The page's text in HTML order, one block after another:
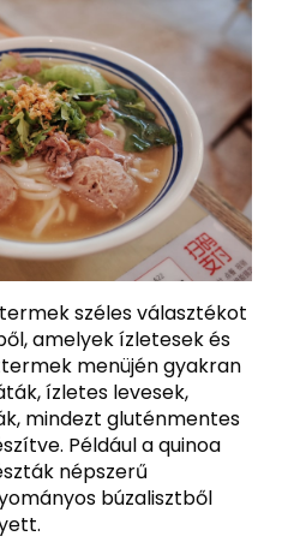
széles választékot
amelyek ízletesek és
menüjén gyakran
ízletes levesek,
mindezt gluténmentes
Például a quinoa
népszerű
búzalisztből